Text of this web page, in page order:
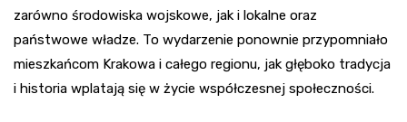
zarówno środowiska wojskowe, jak i lokalne oraz
państwowe władze. To wydarzenie ponownie przypomniało
mieszkańcom Krakowa i całego regionu, jak głęboko tradycja
i historia wplatają się w życie współczesnej społeczności.